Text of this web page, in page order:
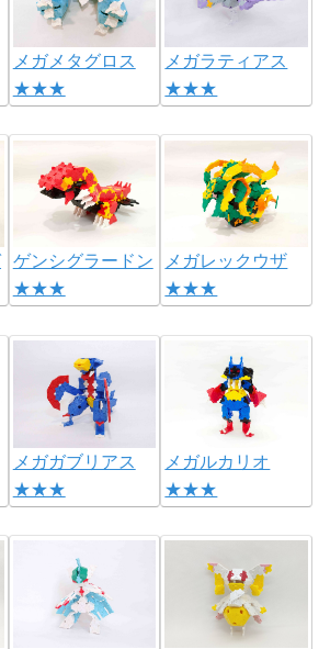
メガメタグロス
★★★
メガラティアス
★★★
ゲンシグラードン
★★★
メガレックウザ
★★★
メガガブリアス
★★★
メガルカリオ
★★★